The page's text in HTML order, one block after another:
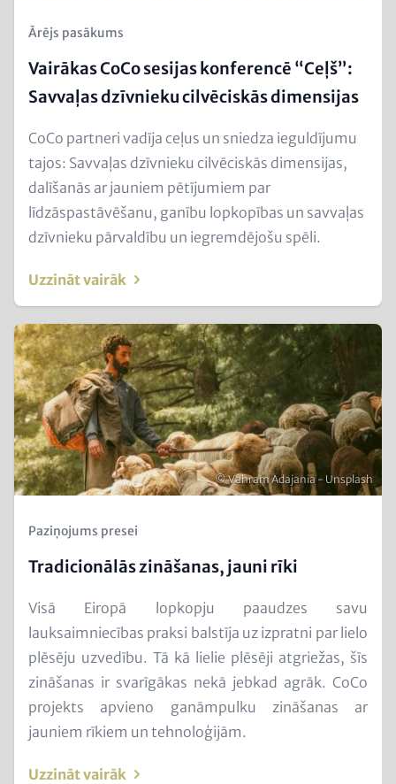
Kicker
Ārējs pasākums
Vairākas CoCo sesijas konferencē “Ceļš”:
Savvaļas dzīvnieku cilvēciskās dimensijas
Text
for
Teaser
and
Metatags
CoCo partneri vadīja ceļus un sniedza ieguldījumu
tajos: Savvaļas dzīvnieku cilvēciskās dimensijas,
dalīšanās ar jauniem pētījumiem par
līdzāspastāvēšanu, ganību lopkopības un savvaļas
dzīvnieku pārvaldību un iegremdējošu spēli.
Uzzināt vairāk
Teaser
Image
Autortiesības
© Vahram Adajania - Unsplash
Kicker
Paziņojums presei
Tradicionālās zināšanas, jauni rīki
Text
for
Teaser
and
Metatags
Visā Eiropā lopkopju paaudzes savu
lauksaimniecības praksi balstīja uz izpratni par lielo
plēsēju uzvedību. Tā kā lielie plēsēji atgriežas, šīs
zināšanas ir svarīgākas nekā jebkad agrāk. CoCo
projekts apvieno ganāmpulku zināšanas ar
jauniem rīkiem un tehnoloģijām.
Uzzināt vairāk